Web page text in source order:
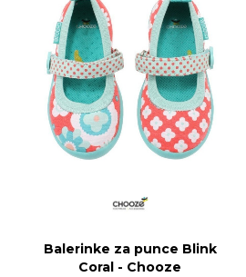
Balerinke za punce Blink
Coral - Chooze